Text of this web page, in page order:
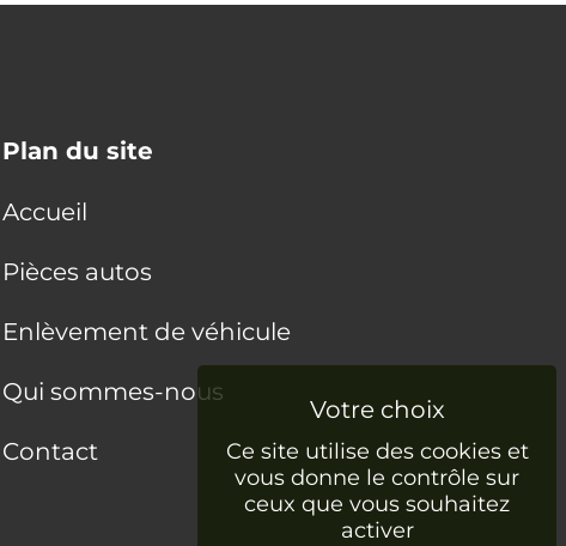
Plan du site
Accueil
Pièces autos
Enlèvement de véhicule
Qui sommes-nous
Contact
Ce site utilise des cookies et
vous donne le contrôle sur
ceux que vous souhaitez
activer